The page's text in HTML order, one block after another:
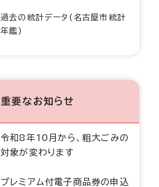
過去の統計データ(名古屋市統計
年鑑)
重要なお知らせ
令和8年10月から、粗大ごみの
対象が変わります
プレミアム付電子商品券の申込